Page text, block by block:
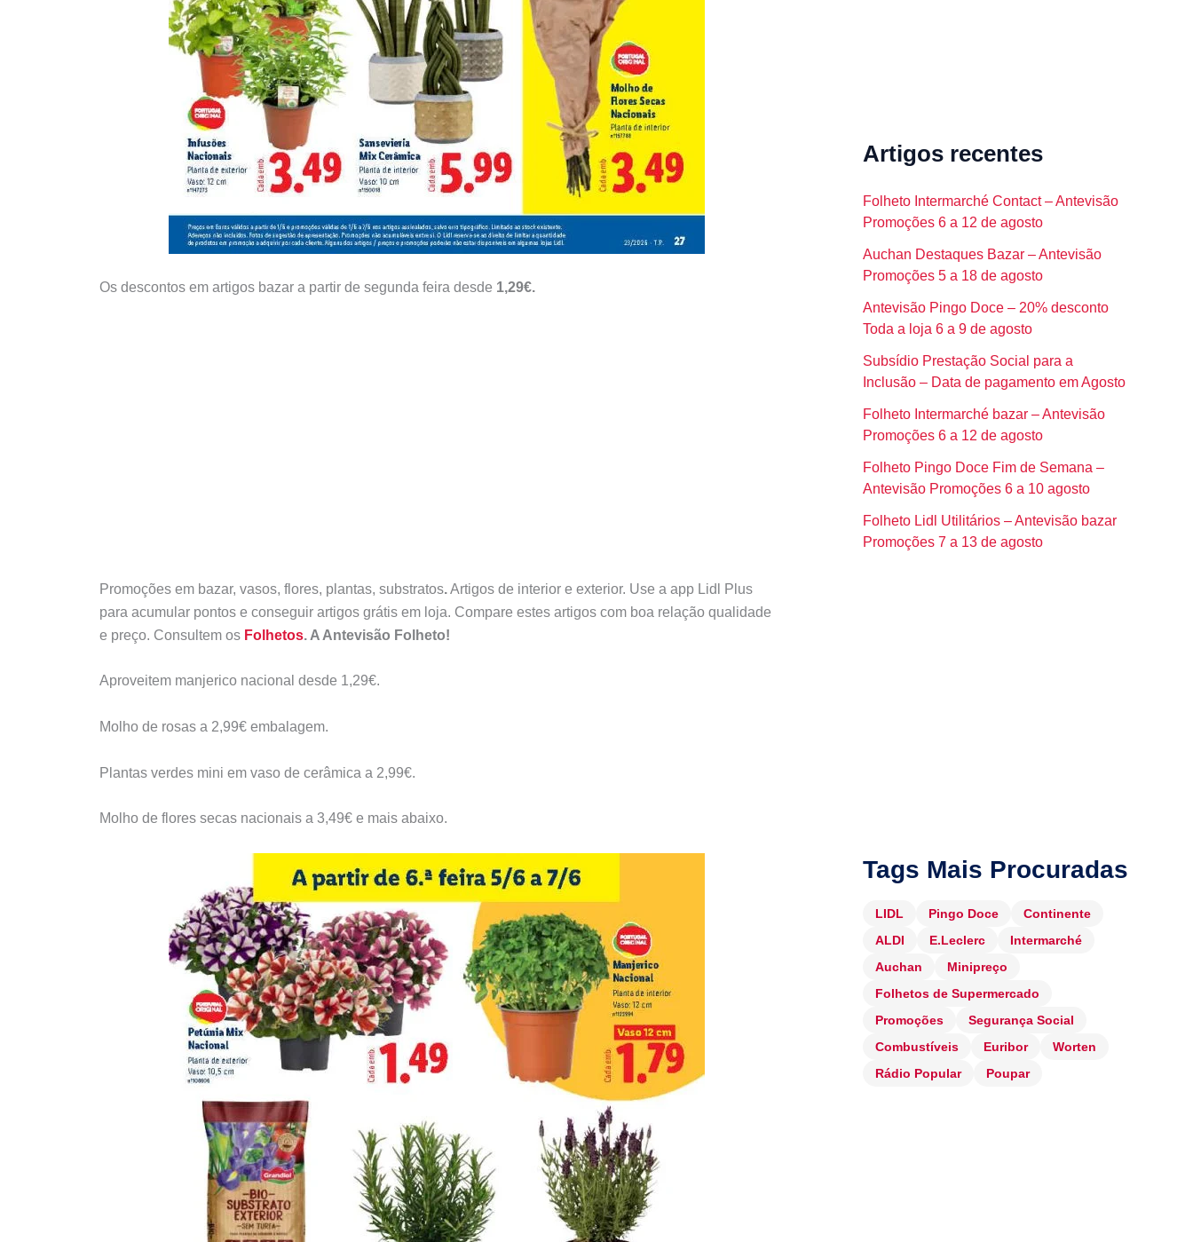
Os descontos em artigos bazar a partir de segunda feira desde 1,29€.
Promoções em bazar, vasos, flores, plantas, substratos.Artigos de interior e exterior. Use a app Lidl Plus
para acumular pontos e conseguir artigos grátis em loja. Compare estes artigos com boa relação qualidade
e preço. Consultem os Folhetos. A Antevisão Folheto!
Aproveitem manjerico nacional desde 1,29€.
Molho de rosas a 2,99€ embalagem.
Plantas verdes mini em vaso de cerâmica a 2,99€.
Molho de flores secas nacionais a 3,49€ e mais abaixo.
Artigos recentes
Folheto Intermarché Contact – Antevisão
Promoções 6 a 12 de agosto
Auchan Destaques Bazar – Antevisão
Promoções 5 a 18 de agosto
Antevisão Pingo Doce – 20% desconto
Toda a loja 6 a 9 de agosto
Subsídio Prestação Social para a
Inclusão – Data de pagamento em Agosto
Folheto Intermarché bazar – Antevisão
Promoções 6 a 12 de agosto
Folheto Pingo Doce Fim de Semana –
Antevisão Promoções 6 a 10 agosto
Folheto Lidl Utilitários – Antevisão bazar
Promoções 7 a 13 de agosto
Tags Mais Procuradas
LIDL Pingo Doce
Continente
ALDI
E.Leclerc
Intermarché
Auchan
Minipreço
Folhetos de Supermercado
Promoções
Segurança Social
Combustíveis
Euribor
Worten
Rádio Popular
Poupar